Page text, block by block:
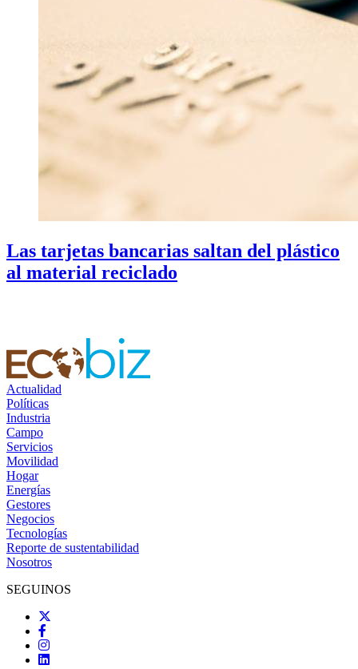
Las tarjetas bancarias saltan del plástico
al material reciclado
Actualidad
Políticas
Industria
Campo
Servicios
Movilidad
Hogar
Energías
Gestores
Negocios
Tecnologías
Reporte de sustentabilidad
Nosotros
SEGUINOS